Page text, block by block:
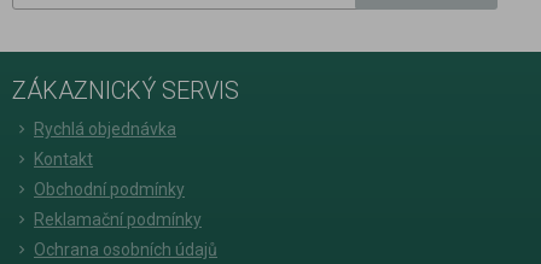
ZÁKAZNICKÝ SERVIS
Rychlá objednávka
Kontakt
Obchodní podmínky
Reklamační podmínky
Ochrana osobních údajů